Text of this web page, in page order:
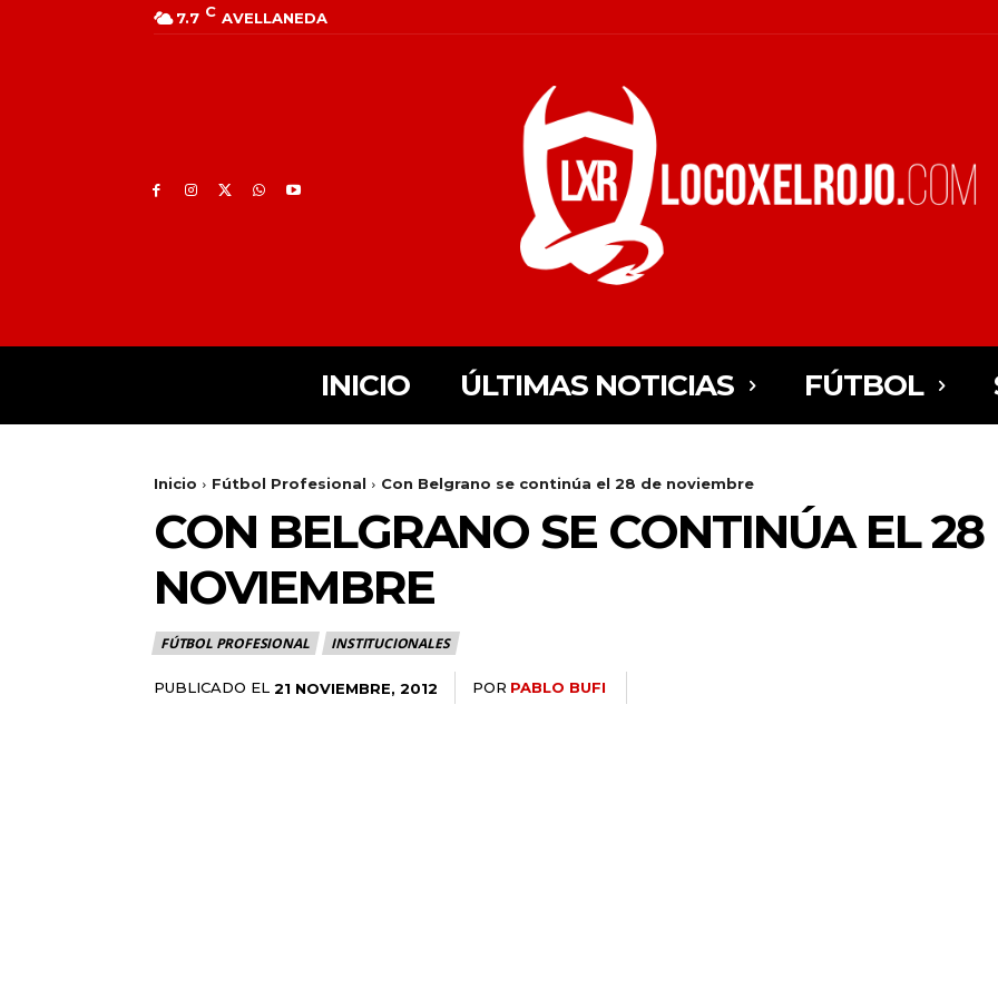
7.7 C AVELLANEDA
INICIO ÚLTIMAS NOTICIAS FÚTBOL
Inicio Fútbol Profesional Con Belgrano se continúa el 28 de noviembre
CON BELGRANO SE CONTINÚA EL 28
NOVIEMBRE
FÚTBOL PROFESIONAL INSTITUCIONALES
PUBLICADO EL 21 NOVIEMBRE, 2012 POR PABLO BUFI